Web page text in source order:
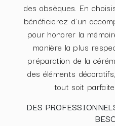
des obsèques. En
bénéficierez d'un
pour honorer la
manière la plus
préparation de la
des éléments
tout soit
DES